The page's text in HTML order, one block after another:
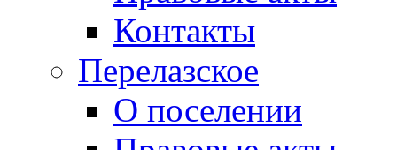
Контакты
Перелазское
О поселении